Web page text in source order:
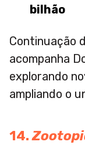
bilhão
Continuação
acompanha
explorando
ampliando o
14.